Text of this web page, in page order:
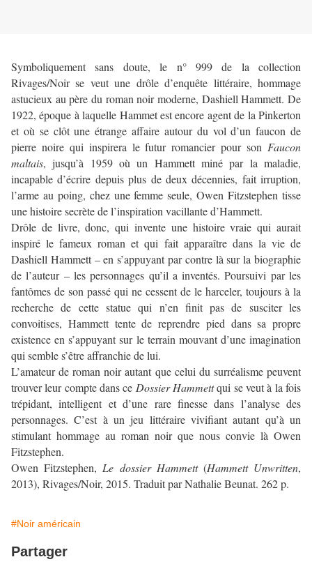
Symboliquement sans doute, le n° 999 de la collection
Rivages/Noir se veut une drôle d’enquête littéraire, hommage
astucieux au père du roman noir moderne, Dashiell Hammett. De
1922, époque à laquelle Hammet est encore agent de la Pinkerton
et où se clôt une étrange affaire autour du vol d’un faucon de
pierre noire qui inspirera le futur romancier pour son Faucon
maltais, jusqu’à 1959 où un Hammett miné par la maladie,
incapable d’écrire depuis plus de deux décennies, fait irruption,
l’arme au poing, chez une femme seule, Owen Fitzstephen tisse
une histoire secrète de l’inspiration vacillante d’Hammett.
Drôle de livre, donc, qui invente une histoire vraie qui aurait
inspiré le fameux roman et qui fait apparaître dans la vie de
Dashiell Hammett – en s’appuyant par contre là sur la biographie
de l’auteur – les personnages qu’il a inventés. Poursuivi par les
fantômes de son passé qui ne cessent de le harceler, toujours à la
recherche de cette statue qui n’en finit pas de susciter les
convoitises, Hammett tente de reprendre pied dans sa propre
existence en s’appuyant sur le terrain mouvant d’une imagination
qui semble s’être affranchie de lui.
L’amateur de roman noir autant que celui du surréalisme peuvent
trouver leur compte dans ce Dossier Hammettqui se veut à la fois
trépidant, intelligent et d’une rare finesse dans l’analyse des
personnages. C’est à un jeu littéraire vivifiant autant qu’à un
stimulant hommage au roman noir que nous convie là Owen
Fitzstephen.
Owen Fitzstephen, Le dossier Hammett(Hammett Unwritten,
2013), Rivages/Noir, 2015. Traduit par Nathalie Beunat. 262 p.
#Noir américain
Partager